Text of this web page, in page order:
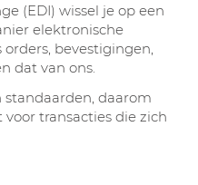
(EDI) wissel je op een
elektronische
bevestigingen,
dat van ons.
daarom
transacties die zich